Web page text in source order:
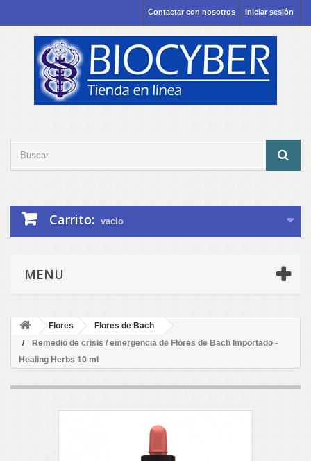
Iniciar sesión
Contactar con nosotros
Carrito: vacío
MENU
Flores
Flores de Bach
Remedio de crisis / emergencia de Flores de Bach Importado -
Healing Herbs 10 ml